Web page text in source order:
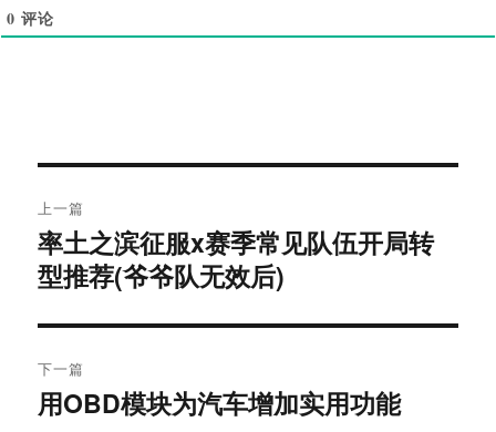
0 评论
章
导
航
上一篇
上
篇
章：
率土之滨征服x赛季常见队伍开局转
型推荐(爷爷队无效后)
下一篇
下
用OBD模块为汽车增加实用功能